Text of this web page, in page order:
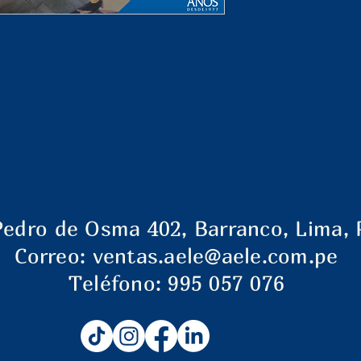
de Osma 402, Barranco, Lima,
Correo: ventas.aele@aele.com.pe
Teléfono: 995 057 076